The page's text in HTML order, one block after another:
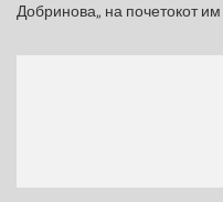
Добринова„ на почетокот